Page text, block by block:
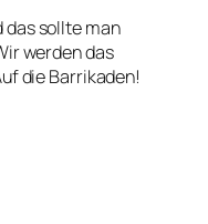
das sollte man
werden das
die Barrikaden!